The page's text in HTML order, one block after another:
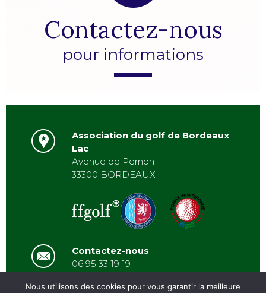
Contactez-nous
pour informations
Association du golf de Bordeaux
Lac
Avenue de Pernon
33300 BORDEAUX
Contactez-nous
06 95 33 19 19
Nous utilisons des cookies pour vous garantir la meilleure